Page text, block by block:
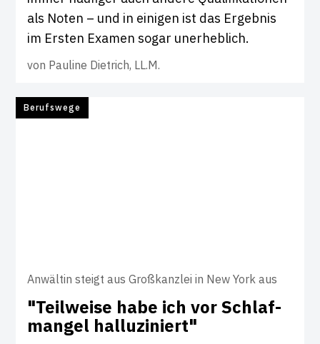
als Noten – und in einigen ist das Ergebnis
im Ersten Examen sogar unerheblich.
von Pauline Dietrich, LL.M.
Berufswege
Anwältin steigt aus Großkanzlei in New York aus
"Teil­weise habe ich vor Schlaf­
mangel hal­lu­zi­niert"